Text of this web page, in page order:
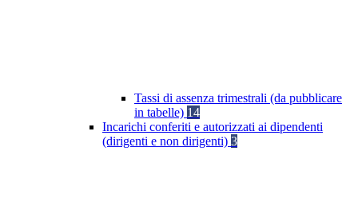
Tassi di assenza trimestrali (da pubblicare
in tabelle) 14
Incarichi conferiti e autorizzati ai dipendenti
(dirigenti e non dirigenti) 3